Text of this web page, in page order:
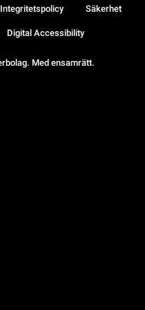
Med ensamrätt.
Integritetspolicy Säkerhet
Digital Accessibility